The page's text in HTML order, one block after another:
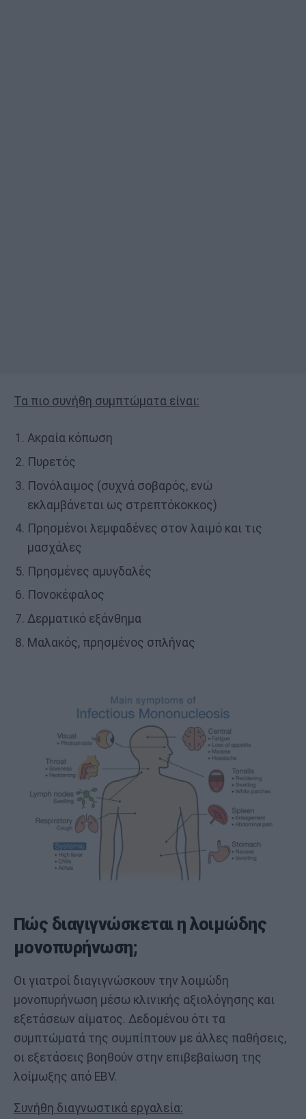
Τα πιο συνήθη συμπτώματα είναι:
Ακραία κόπωση
Πυρετός
Πονόλαιμος (συχνά σοβαρός, ενώ
εκλαμβάνεται ως στρεπτόκοκκος)
Πρησμένοι λεμφαδένες στον λαιμό και τις
μασχάλες
Πρησμένες αμυγδαλές
Πονοκέφαλος
Δερματικό εξάνθημα
Μαλακός, πρησμένος σπλήνας
Πώς διαγιγνώσκεται η λοιμώδης
μονοπυρήνωση;
Οι γιατροί διαγιγνώσκουν την λοιμώδη
μονοπυρήνωση μέσω κλινικής αξιολόγησης και
εξετάσεων αίματος. Δεδομένου ότι τα
συμπτώματά της συμπίπτουν με άλλες παθήσεις,
οι εξετάσεις βοηθούν στην επιβεβαίωση της
λοίμωξης από EBV.
Συνήθη διαγνωστικά εργαλεία: